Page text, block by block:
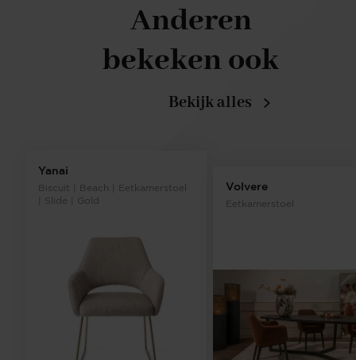
Yanai
Biscuit | Beach | Eetkamerstoel
| Slide | Gold
Volvere
Eetkamerstoel
Anderen
bekeken ook
Bekijk alles